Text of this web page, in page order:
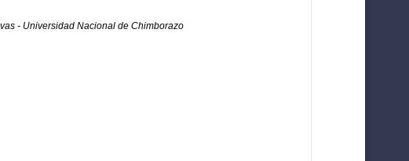
- Universidad Nacional de Chimborazo